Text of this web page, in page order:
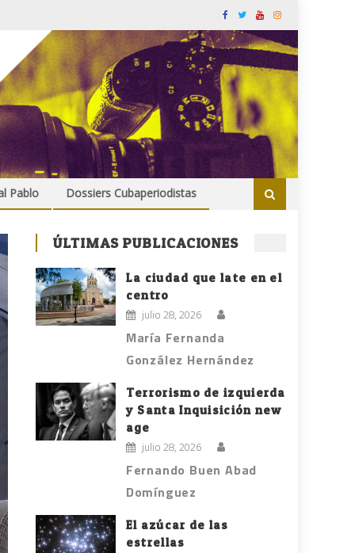
Pablo Dossiers Cubaperiodistas
ÚLTIMAS PUBLICACIONES
La ciudad que late en el
centro
julio 28, 2026
María Fernanda
González Hernández
Terrorismo de izquierda
y Santa Inquisición new
age
julio 28, 2026
Fernando Buen Abad
Domínguez
El azúcar de las
estrellas